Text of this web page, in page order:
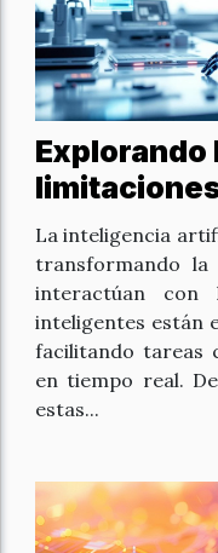
Explorando
La inteligencia
transformando la
interactúan con
inteligentes están
facilitando tareas
en tiempo real.
estas...